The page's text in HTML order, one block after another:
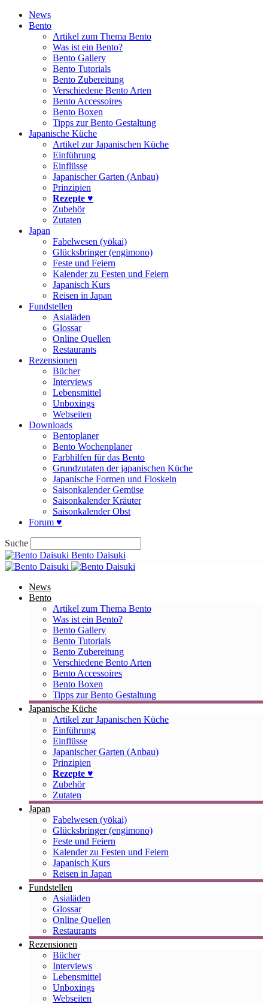
News
Bento
Artikel zum Thema Bento
Was ist ein Bento?
Bento Gallery
Bento Tutorials
Bento Zubereitung
Verschiedene Bento Arten
Bento Accessoires
Bento Boxen
Tipps zur Bento Gestaltung
Japanische Küche
Artikel zur Japanischen Küche
Einführung
Einflüsse
Japanischer Garten (Anbau)
Prinzipien
Rezepte ♥
Zubehör
Zutaten
Japan
Fabelwesen (yōkai)
Glücksbringer (engimono)
Feste und Feiern
Kalender zu Festen und Feiern
Japanisch Kurs
Reisen in Japan
Fundstellen
Asialäden
Glossar
Online Quellen
Restaurants
Rezensionen
Bücher
Interviews
Lebensmittel
Unboxings
Webseiten
Downloads
Bentoplaner
Bento Wochenplaner
Farbhilfen für das Bento
Grundzutaten der japanischen Küche
Japanische Formen und Floskeln
Saisonkalender Gemüse
Saisonkalender Kräuter
Saisonkalender Obst
Forum ♥
Suche
Bento Daisuki
News
Bento
Artikel zum Thema Bento
Was ist ein Bento?
Bento Gallery
Bento Tutorials
Bento Zubereitung
Verschiedene Bento Arten
Bento Accessoires
Bento Boxen
Tipps zur Bento Gestaltung
Japanische Küche
Artikel zur Japanischen Küche
Einführung
Einflüsse
Japanischer Garten (Anbau)
Prinzipien
Rezepte ♥
Zubehör
Zutaten
Japan
Fabelwesen (yōkai)
Glücksbringer (engimono)
Feste und Feiern
Kalender zu Festen und Feiern
Japanisch Kurs
Reisen in Japan
Fundstellen
Asialäden
Glossar
Online Quellen
Restaurants
Rezensionen
Bücher
Interviews
Lebensmittel
Unboxings
Webseiten